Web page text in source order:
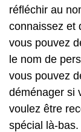
réfléchir au
connaissez et
vous pouvez
le nom de
vous pouvez
déménager si
voulez être
spécial là-bas.